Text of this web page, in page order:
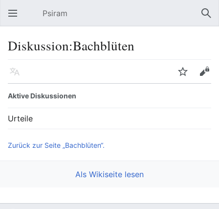
Hauptmenü öffnen Psiram
Diskussion:Bachblüten
Sprache Beobachten Bearbeiten
Aktive Diskussionen
Urteile
Zurück zur Seite „Bachblüten“.
Als Wikiseite lesen